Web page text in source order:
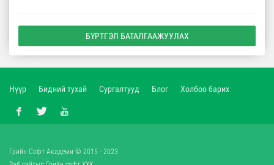
БҮРТГЭЛ БАТАЛГААЖУУЛАХ
Нүүр Бидний тухай Сургалтууд Блог Холбоо барих
Грийн Софт Академи © 2015 - 2023